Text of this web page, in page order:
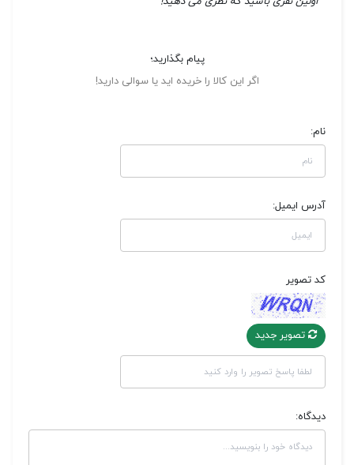
پیام بگذارید؛
اگر این کالا را خریده اید یا سوالی دارید!
نام:
آدرس ایمیل:
کد تصویر
تصویر جدید
دیدگاه: